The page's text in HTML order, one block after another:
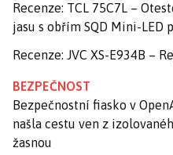
Recenze: TCL 75C7L –
jasu s obřím SQD Mini-LED
Recenze: JVC XS-E934B –
BEZPEČNOST
Bezpečnostní fiasko v
našla cestu ven z
žasnou